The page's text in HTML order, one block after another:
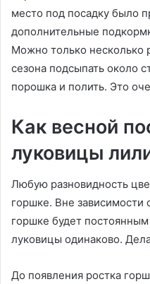
место под посадку было
дополнительные
Можно только несколько
сезона подсыпать около
порошка и полить. Это
Как весной
луковицы
Любую разновидность
горшке. Вне зависимости
горшке будет
луковицы одинаково.
До появления ростка